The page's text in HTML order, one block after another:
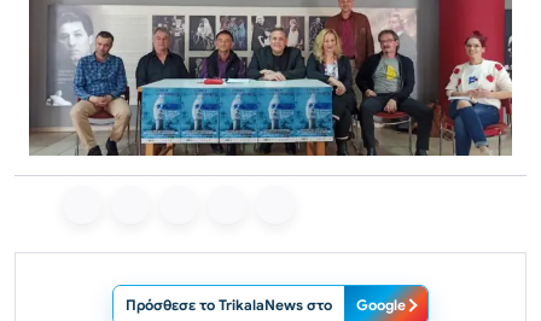
Πρόσθεσε το TrikalaNews στο Google